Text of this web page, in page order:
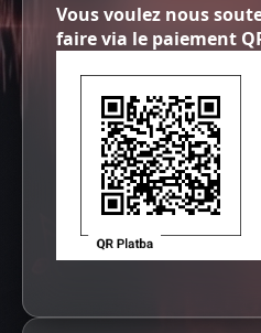
Vous voulez nous
faire via le paiement